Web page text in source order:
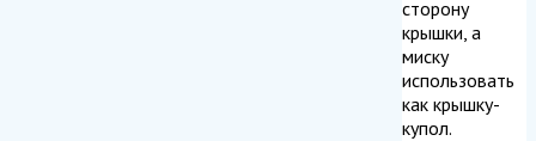
сторону
крышки, а
миску
использовать
как крышку-
купол.